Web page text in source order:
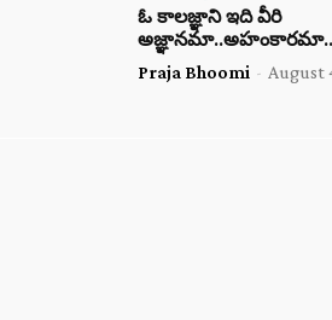
ఓ కాలజ్ఞాని ఇది వీరి
Praja Bhoomi - August